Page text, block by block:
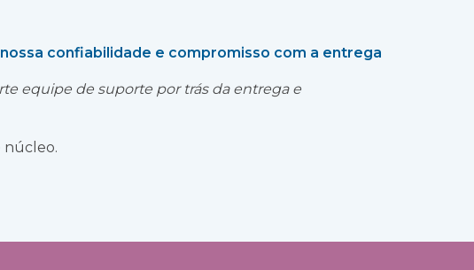
confiabilidade e compromisso com a entrega
equipe de suporte por trás da entrega e
núcleo.